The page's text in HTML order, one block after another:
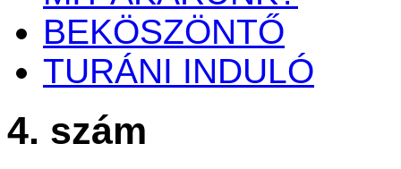
BEKÖSZÖNTŐ
TURÁNI INDULÓ
4. szám